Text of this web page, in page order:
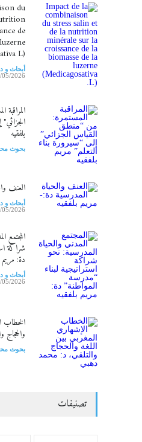
du
de
L).
أبحاث و
05/2026
الجزائي"
بلفقيه
بحوث
العنف
أبحاث و
05/2026
المجتمع
شراكة
دة: مريم
أبحاث و
05/2026
الخطاب
والحجاج
بحوث
تصنيفات